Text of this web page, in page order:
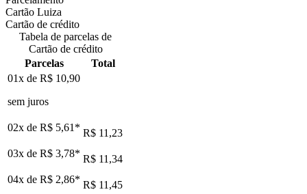
Cartão Luiza
Cartão de crédito
Tabela de parcelas de
Cartão de crédito
Parcelas
Total
01x de R$ 10,90
sem juros
02x de R$ 5,61 * R$ 11,23
03x de R$ 3,78* R$ 11,34
04x de R$ 2,86* R$ 11,45